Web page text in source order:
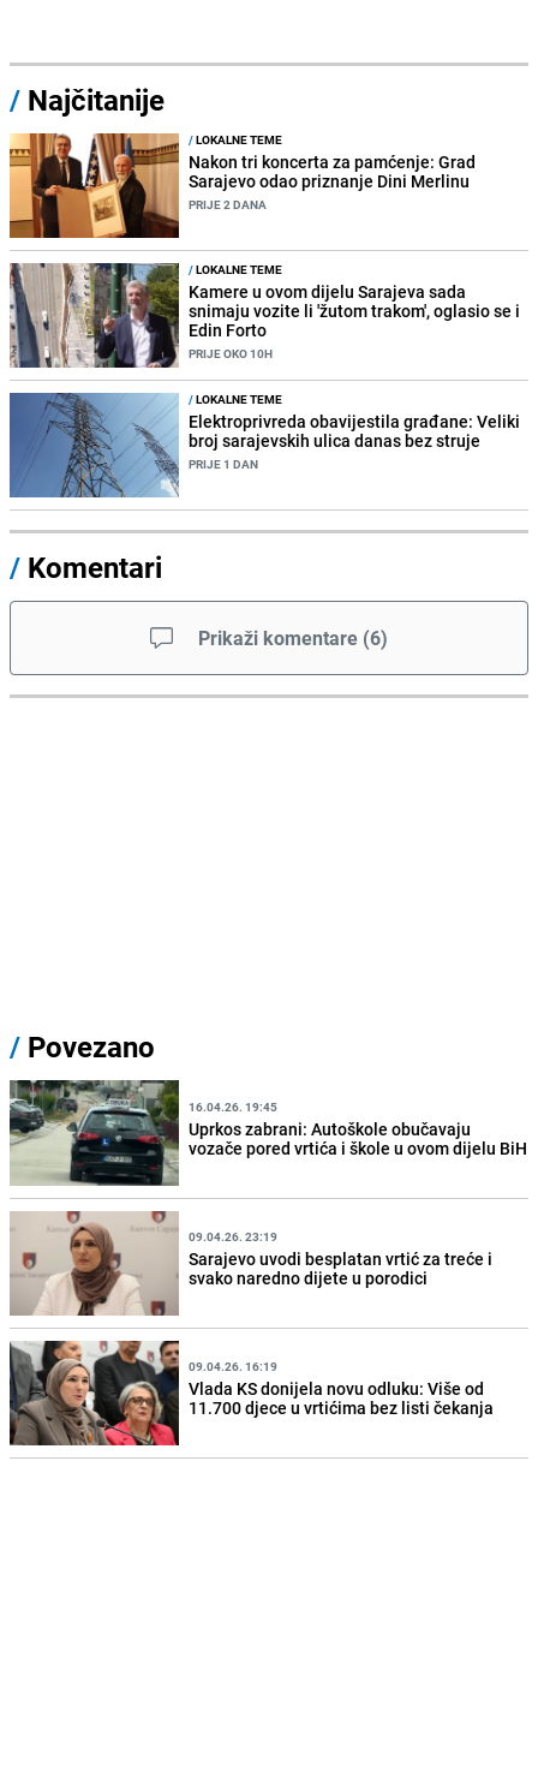
/ Najčitanije
/LOKALNE TEME
Nakon tri koncerta za pamćenje: Grad
Sarajevo odao priznanje Dini Merlinu
PRIJE 2 DANA
/LOKALNE TEME
Kamere u ovom dijelu Sarajeva sada
snimaju vozite li 'žutom trakom', oglasio se i
Edin Forto
PRIJE OKO 10H
/LOKALNE TEME
Elektroprivreda obavijestila građane: Veliki
broj sarajevskih ulica danas bez struje
PRIJE 1 DAN
/ Komentari
Prikaži komentare (6)
/ Povezano
16.04.26. 19:45
Uprkos zabrani: Autoškole obučavaju
vozače pored vrtića i škole u ovom dijelu BiH
09.04.26. 23:19
Sarajevo uvodi besplatan vrtić za treće i
svako naredno dijete u porodici
09.04.26. 16:19
Vlada KS donijela novu odluku: Više od
11.700 djece u vrtićima bez listi čekanja